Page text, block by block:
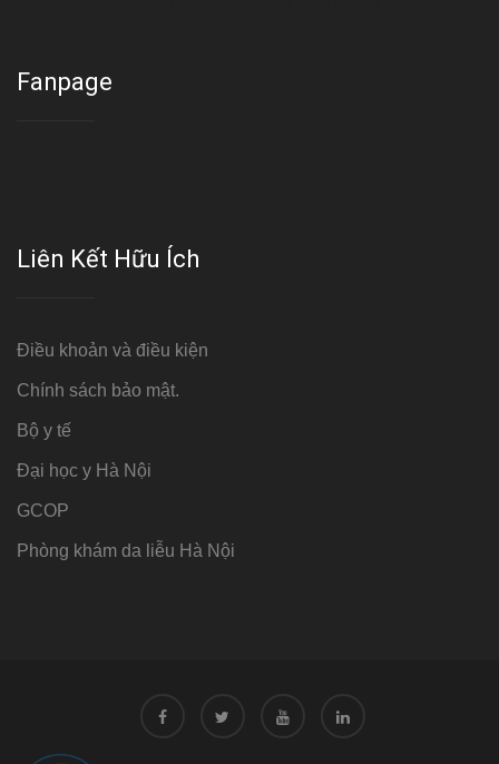
Fanpage
Liên Kết Hữu Ích
Điều khoản và điều kiện
Chính sách bảo mật.
Bộ y tế
Đại học y Hà Nội
GCOP
Phòng khám da liễu Hà Nội